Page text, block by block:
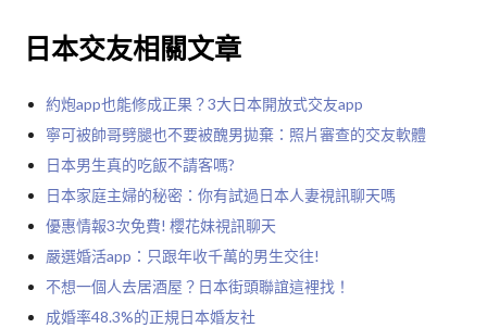
日本交友相關文章
約炮app也能修成正果？3大日本開放式交友app
寧可被帥哥劈腿也不要被醜男拋棄：照片審查的交友軟體
日本男生真的吃飯不請客嗎?
日本家庭主婦的秘密：你有試過日本人妻視訊聊天嗎
優惠情報3次免費! 櫻花妹視訊聊天
嚴選婚活app：只跟年收千萬的男生交往!
不想一個人去居酒屋？日本街頭聯誼這裡找！
成婚率48.3%的正規日本婚友社